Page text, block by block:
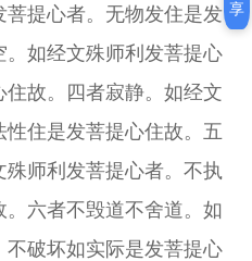
提心者。无物发住是发
如经文殊师利发菩提心
故。四者寂静。如经文
住是发菩提心住故。五
师利发菩提心者。不执
六者不毁道不舍道。如
破坏如实际是发菩提心
享